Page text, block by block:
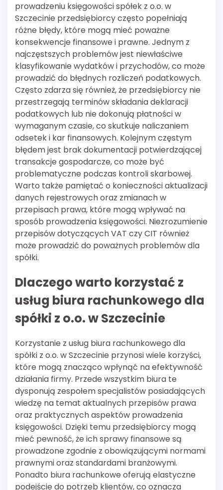
prowadzeniu księgowości spółek z o.o. w
Szczecinie przedsiębiorcy często popełniają
różne błędy, które mogą mieć poważne
konsekwencje finansowe i prawne. Jednym z
najczęstszych problemów jest niewłaściwe
klasyfikowanie wydatków i przychodów, co może
prowadzić do błędnych rozliczeń podatkowych.
Często zdarza się również, że przedsiębiorcy nie
przestrzegają terminów składania deklaracji
podatkowych lub nie dokonują płatności w
wymaganym czasie, co skutkuje naliczaniem
odsetek i kar finansowych. Kolejnym częstym
błędem jest brak dokumentacji potwierdzającej
transakcje gospodarcze, co może być
problematyczne podczas kontroli skarbowej.
Warto także pamiętać o konieczności aktualizacji
danych rejestrowych oraz zmianach w
przepisach prawa, które mogą wpływać na
sposób prowadzenia księgowości. Niezrozumienie
przepisów dotyczących VAT czy CIT również
może prowadzić do poważnych problemów dla
spółki.
Dlaczego warto korzystać z
usług biura rachunkowego dla
spółki z o.o. w Szczecinie
Korzystanie z usług biura rachunkowego dla
spółki z o.o. w Szczecinie przynosi wiele korzyści,
które mogą znacząco wpłynąć na efektywność
działania firmy. Przede wszystkim biura te
dysponują zespołem specjalistów posiadających
wiedzę na temat aktualnych przepisów prawa
oraz praktycznych aspektów prowadzenia
księgowości. Dzięki temu przedsiębiorcy mogą
mieć pewność, że ich sprawy finansowe są
prowadzone zgodnie z obowiązującymi normami
prawnymi oraz standardami branżowymi.
Ponadto biura rachunkowe oferują elastyczne
podejście do potrzeb klientów, co oznacza